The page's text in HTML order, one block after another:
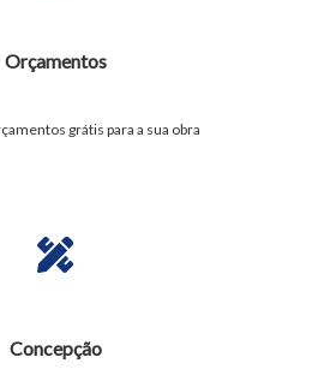
Orçamentos
grátis para a sua obra
Concepção